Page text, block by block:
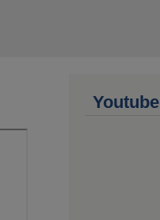
Youtube